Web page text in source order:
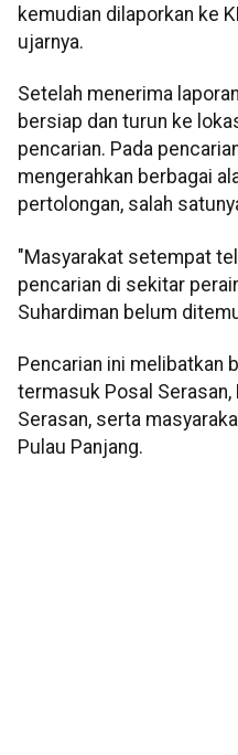
kemudian dilaporkan ke
ujarnya.
Setelah menerima
bersiap dan turun ke
pencarian. Pada
mengerahkan berbagai
pertolongan, salah
"Masyarakat setempat
pencarian di sekitar
Suhardiman belum
Pencarian ini melibatkan
termasuk Posal Serasan,
Serasan, serta
Pulau Panjang.